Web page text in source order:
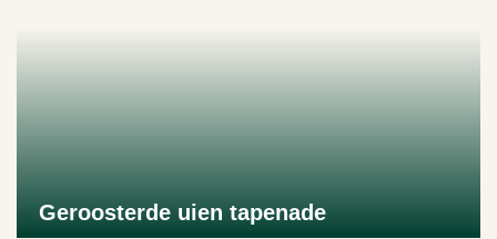
Geroosterde uien tapenade